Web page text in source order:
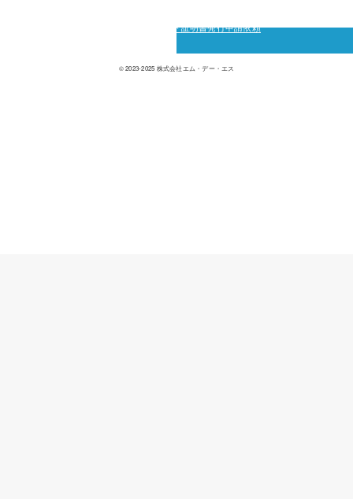
カーボン・オフセット証明書発行申請依頼
© 2023-2025 株式会社エム・デー・エス